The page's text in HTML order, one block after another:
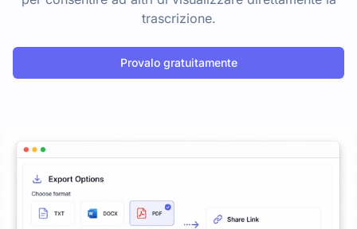
trascrizione.
Provalo gratuitamente